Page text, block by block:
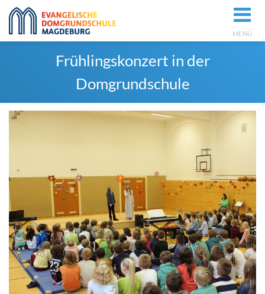
MENÜ
Frühlingskonzert in der
Domgrundschule